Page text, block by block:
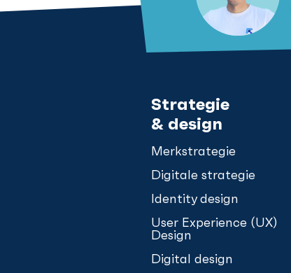
Strategie
& design
Merkstrategie
Digitale strategie
Identity design
User Experience (UX)
Design
Digital design